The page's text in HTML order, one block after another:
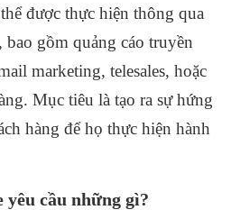
được thực hiện thông qua
gồm quảng cáo truyền
marketing, telesales, hoặc
Mục tiêu là tạo ra sự hứng
hàng để họ thực hiện hành
cầu những gì?